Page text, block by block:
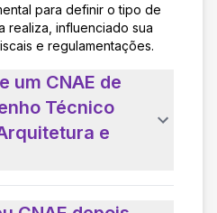
para definir o tipo de
realiza, influenciado sua
e regulamentações.
um CNAE de
Técnico
e